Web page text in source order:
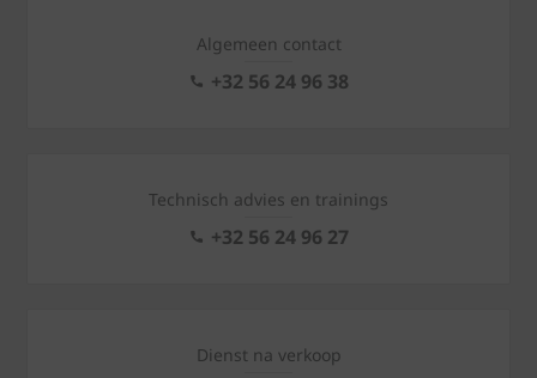
Algemeen contact
+32 56 24 96 38
Technisch advies en trainings
+32 56 24 96 27
Dienst na verkoop